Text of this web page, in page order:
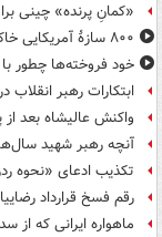
«کمانِ پرنده» چینی
۸۰۰ سازۀ آمریکایی خاکستر شد
خود فروخته‌ها چطور
ابتکارات رهبر انقلاب
واکنش عالیشاه بعد
آنچه رهبر شهید
تکذیب ادعای «نحوه
رقم فسخ قرارداد رضاییان با
ماهواره ایرانی که از